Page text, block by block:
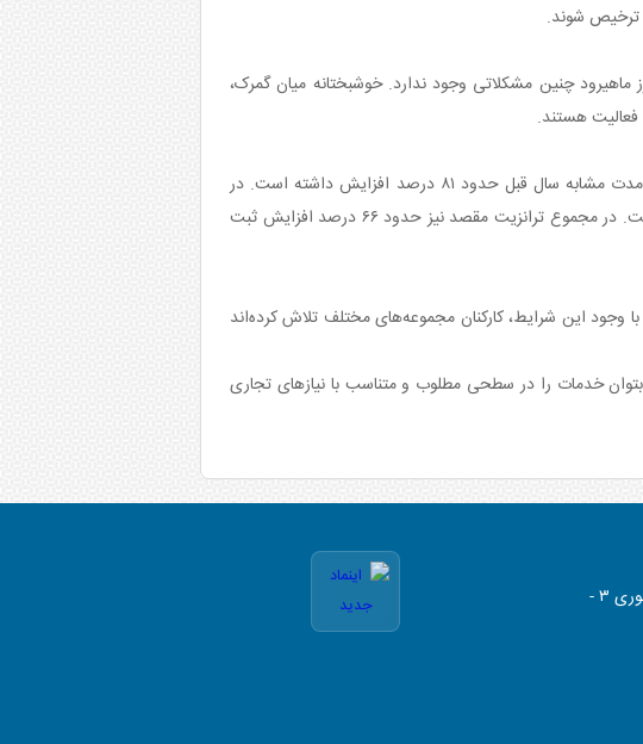
ترخیص شوند.
چنین مشکلاتی وجود ندارد. خوشبختانه میان گمرک،
فعالیت هستند.
کوه گرد با ارائه بخشی از آمارهای تجاری گفت: طی دو ماه نخست سال جاری صادرات از نظر وزنی نسبت به مدت مشابه سال قبل حدود ۸۱ درصد افزایش داشته است. در
بخش ترانزیت و واردات نیز رشد قابل توجهی ثبت شده و در برخی شاخص‌ها افزایش‌ها بسیار چشمگیر بوده است. در مجموع ترانزیت مقصد نیز حدود ۶۶ درصد افزایش ثبت
وجود این شرایط، کارکنان مجموعه‌های مختلف تلاش کرده‌اند
خدمات را در سطحی مطلوب و متناسب با نیازهای تجاری
آدرس: مشهد - بزرگراه شهید کلانتری - خیابان انوری نبش انوری ٣ -